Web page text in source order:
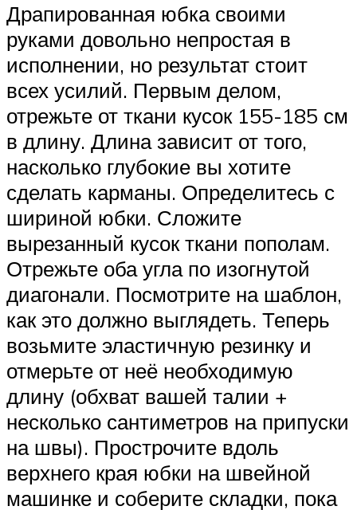
Драпированная юбка своими
руками довольно непростая в
исполнении, но результат стоит
всех усилий. Первым делом,
отрежьте от ткани кусок 155-185 см
в длину. Длина зависит от того,
насколько глубокие вы хотите
сделать карманы. Определитесь с
шириной юбки. Сложите
вырезанный кусок ткани пополам.
Отрежьте оба угла по изогнутой
диагонали. Посмотрите на шаблон,
как это должно выглядеть. Теперь
возьмите эластичную резинку и
отмерьте от неё необходимую
длину (обхват вашей талии +
несколько сантиметров на припуски
на швы). Прострочите вдоль
верхнего края юбки на швейной
машинке и соберите складки, пока